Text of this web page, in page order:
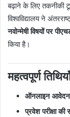
बढ़ाने के लिए तकनीकी
विश्वविद्यालय ने
नवोन्मेषी विषयों पर
किया है।
महत्वपूर्ण
ऑनलाइन आवेदन
प्रवेश परीक्षा की